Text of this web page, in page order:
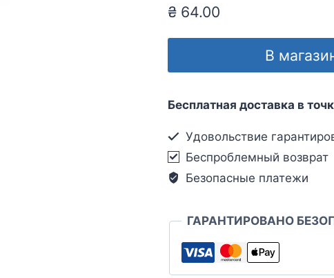
₴64.00
В
Бесплатная доставка в
Удовольствие
Беспроблемный возврат
Безопасные платежи
ГАРАНТИРОВАНО